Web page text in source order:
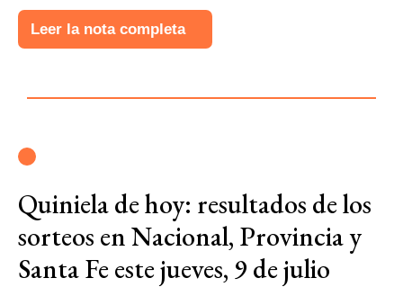
Leer la nota completa
Quiniela de hoy: resultados de los
sorteos en Nacional, Provincia y
Santa Fe este jueves, 9 de julio